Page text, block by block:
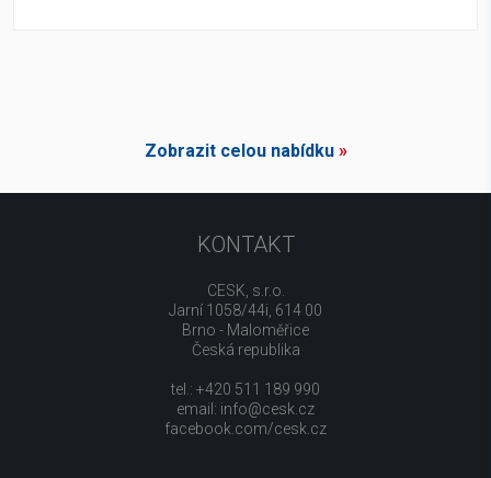
Zobrazit celou nabídku»
KONTAKT
CESK, s.r.o.
Jarní 1058/44i, 614 00
Brno - Maloměřice
Česká republika
tel.: +420 511 189 990
email: info@cesk.cz
facebook.com/cesk.cz